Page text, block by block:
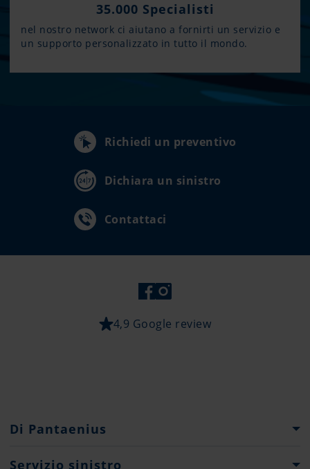
35.000 Specialisti
nel nostro network ci aiutano a fornirti un servizio e
un supporto personalizzato in tutto il mondo.
Richiedi un preventivo
Dichiara un sinistro
Contattaci
4,9 Google review
Di Pantaenius
Gruppo Pantaenius
Servizio sinistro